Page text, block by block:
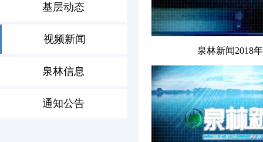
基层动态
视频新闻
泉林信息
通知公告
泉林新闻2018